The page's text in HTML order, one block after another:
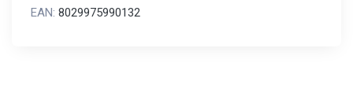
EAN: 8029975990132